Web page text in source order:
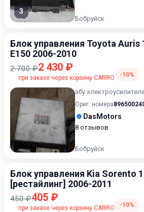
3
Бобруйск
Блок управления Toyota Auris
E150 2006-2010
2 700 ₽2 430 ₽
при заказе через корзину CARRO -10%
эбу
Ориг. номера
DasMotors
8 отзывов
Бобруйск
Блок управления Kia Sorento
[рестайлинг] 2006-2011
450 ₽405 ₽
при заказе через корзину CARRO -10%